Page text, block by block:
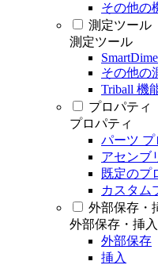
その他の
測定ツール
測定ツール
その他の
Triball 機
プロパティ
プロパティ
パーツ プ
アセンブ
既定のプ
カスタム
外部保存・
外部保存・挿入
外部保存
挿入